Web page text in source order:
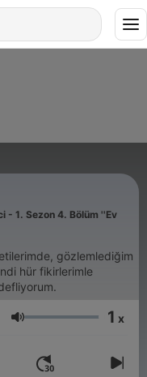
- 1. Sezon 4. Bölüm ''Ev
gözlemlediğim
hür fikirlerimle
Volume 1 x